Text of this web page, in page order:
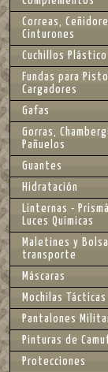
Correas,
Cinturones
Cuchillos Plástico
Fundas para
Cargadores
Gafas
Gorras,
Pañuelos
Guantes
Hidratación
Linternas -
Luces Químicas
Maletines y
transporte
Máscaras
Mochilas Tácticas
Pantalones
Pinturas de
Protecciones